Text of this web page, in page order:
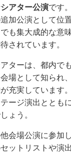
アター公演です
加公演として位
も集大成的な意
されています。
ターは、都内で
場として知られ
充実しています
ージ演出ととも
ょう。
会場公演に参加
ットリストや演